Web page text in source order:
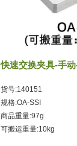
快速交换夹具-手
货号:140151
规格:OA-SSI
商品重量:97g
可搬运重量:10kg